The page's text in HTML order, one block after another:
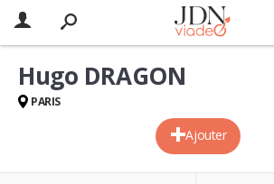
Ajouter
Hugo DRAGON
PARIS